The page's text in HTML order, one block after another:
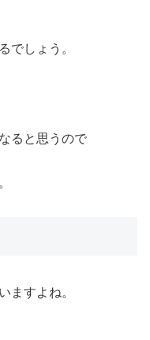
でしょう。
ると思うので
ますよね。